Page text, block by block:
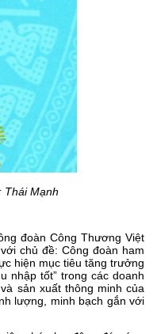
Thái Mạnh
đoàn Công Thương Việt
chủ đề: Công đoàn ham
hiện mục tiêu tăng trưởng
nhập tốt” trong các doanh
sản xuất thông minh của
lượng, minh bạch gắn với